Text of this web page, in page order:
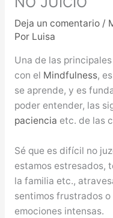
Deja un comentario /
Por Luisa
Una de las
con el Mindfulness,
se aprende, y es
poder entender, las
paciencia etc. de las
Sé que es difícil no
estamos estresados,
la familia etc.,
sentimos frustrados
emociones intensas.